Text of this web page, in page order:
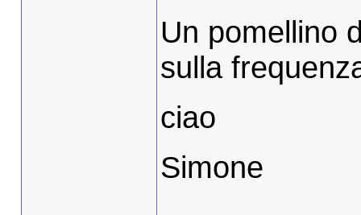
Un pomellino
sulla
ciao
Simone